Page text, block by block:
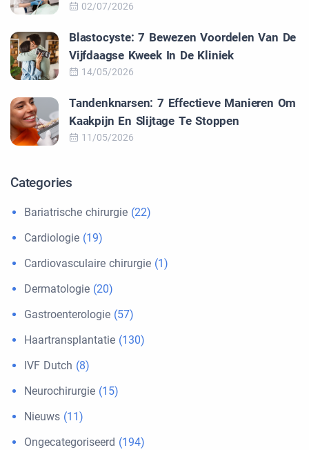
02/07/2026
Blastocyste: 7 Bewezen Voordelen Van De
Vijfdaagse Kweek In De Kliniek
14/05/2026
Tandenknarsen: 7 Effectieve Manieren Om
Kaakpijn En Slijtage Te Stoppen
11/05/2026
Categories
Bariatrische chirurgie (22)
Cardiologie (19)
Cardiovasculaire chirurgie (1)
Dermatologie (20)
Gastroenterologie (57)
Haartransplantatie (130)
IVF Dutch (8)
Neurochirurgie (15)
Nieuws (11)
Ongecategoriseerd (194)